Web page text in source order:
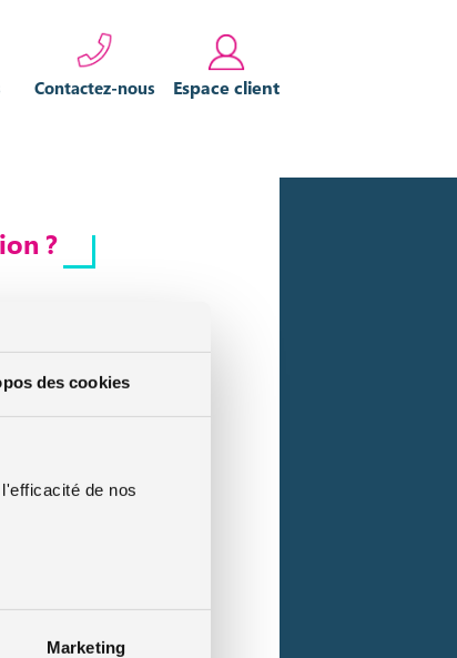
des cookies
de nos
Marketing
Contactez-nous Espace client
?
vous n’avez aucune
souscrire à une
conditions selon les